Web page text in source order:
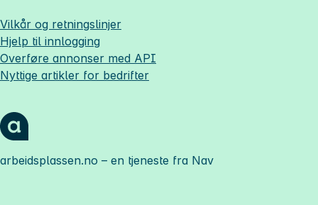
Vilkår og retningslinjer
Hjelp til innlogging
Overføre annonser med API
Nyttige artikler for bedrifter
arbeidsplassen.no – en tjeneste fra Nav